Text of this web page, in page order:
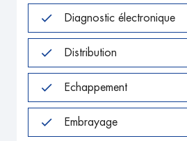
Diagnostic électronique
Distribution
Echappement
Embrayage